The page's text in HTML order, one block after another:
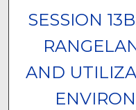
SESSION
AND